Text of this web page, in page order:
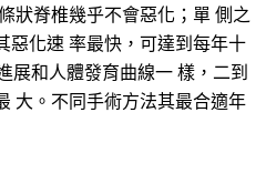
狀脊椎幾乎不會惡化；單 側之
惡化速 率最快，可達到每年十
展和人體發育曲線一 樣，二到
大。不同手術方法其最合適年